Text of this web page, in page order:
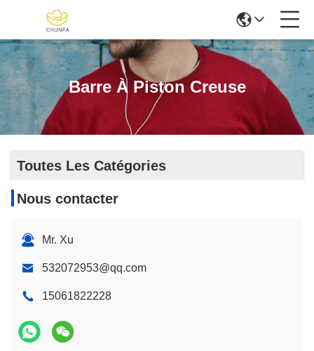
Barre À Piston Creuse
Toutes Les Catégories
Nous contacter
Mr. Xu
532072953@qq.com
15061822228